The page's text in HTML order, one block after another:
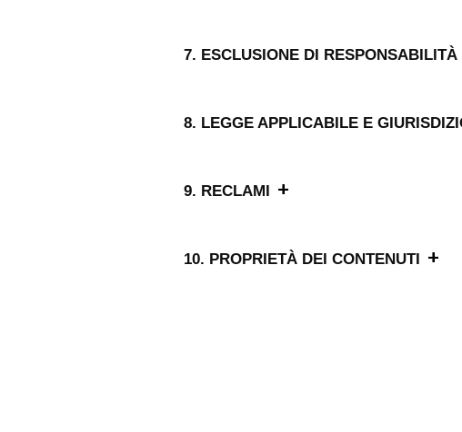
7. ESCLUSIONE DI RESPONSABILITÀ
8. LEGGE APPLICABILE E
9. RECLAMI +
10. PROPRIETÀ DEI CONTENUTI +